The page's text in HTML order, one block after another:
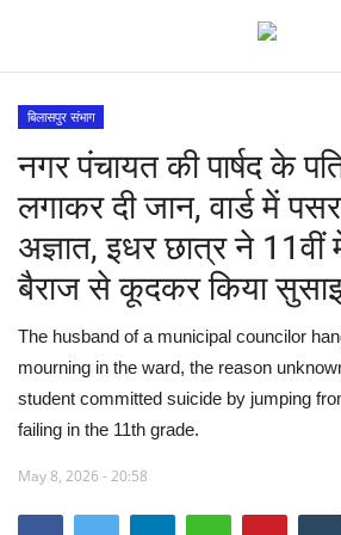
देश
मध्य प्रदेश
विश्व
मुख्य समाचार
विदेश
छत्तीसगढ़
बिलासपुर संभाग
नगर पंचायत की पार्षद के
लगाकर दी जान, वार्ड में
अज्ञात, इधर छात्र ने
बैराज से कूदकर किया
The husband of a municipal councilor
mourning in the ward, the reason
student committed suicide by jumping
failing in the 11th grade.
May 8, 2026 - 20:58